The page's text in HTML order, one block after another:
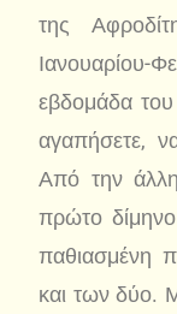
της
Ιανουαρίου-
εβδομάδα
αγαπήσετε,
Από την
πρώτο δίμηνο
παθιασμένη
και των δύο.